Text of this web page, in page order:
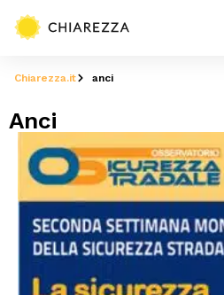
Chiarezza.it anci
Anci